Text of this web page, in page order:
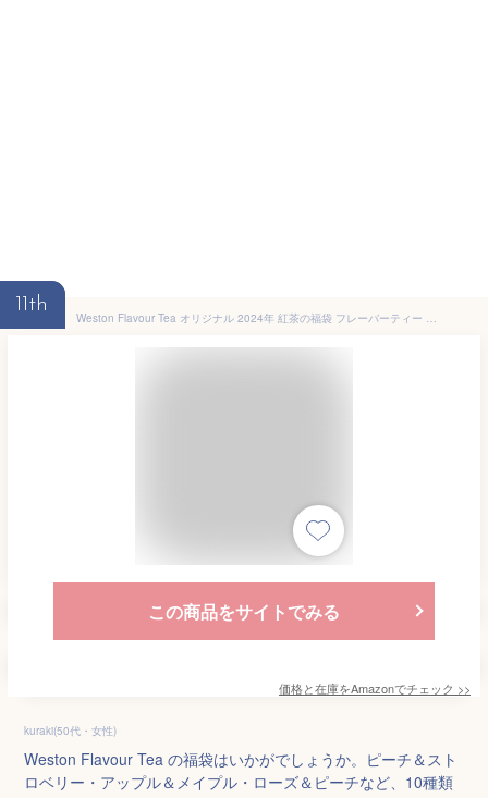
11th
Weston Flavour Tea オリジナル 2024年 紅茶の福袋 フレーバーティー 詰め合わせ ティーバッグ ２ｇｘ10個入 x 10種
この商品をサイトでみる
価格と在庫をAmazonでチェック >>
kuraki(50代・女性)
Weston Flavour Tea の福袋はいかがでしょうか。ピーチ＆スト
ロベリー・アップル＆メイプル・ローズ＆ピーチなど、10種類